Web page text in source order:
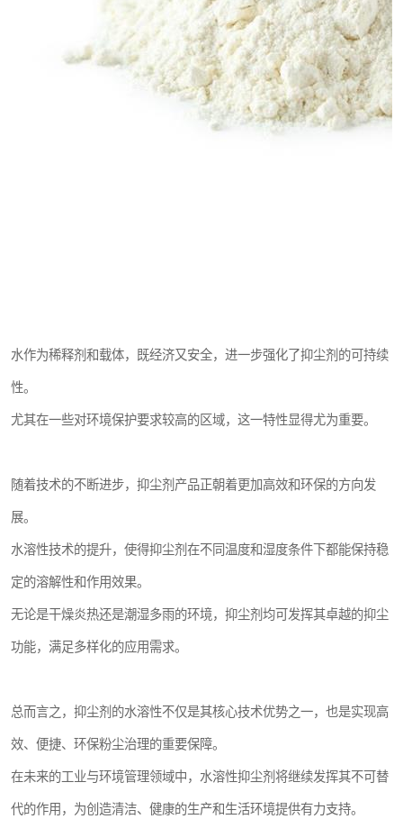
水作为稀释剂和载体，既经济又安全，进一步强化了抑尘剂的可持续
性。
尤其在一些对环境保护要求较高的区域，这一特性显得尤为重要。
随着技术的不断进步，抑尘剂产品正朝着更加高效和环保的方向发
展。
水溶性技术的提升，使得抑尘剂在不同温度和湿度条件下都能保持稳
定的溶解性和作用效果。
无论是干燥炎热还是潮湿多雨的环境，抑尘剂均可发挥其卓越的抑尘
功能，满足多样化的应用需求。
总而言之，抑尘剂的水溶性不仅是其核心技术优势之一，也是实现高
效、便捷、环保粉尘治理的重要保障。
在未来的工业与环境管理领域中，水溶性抑尘剂将继续发挥其不可替
代的作用，为创造清洁、健康的生产和生活环境提供有力支持。